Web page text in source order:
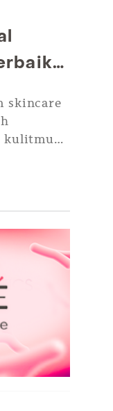
skincare
kulitmu